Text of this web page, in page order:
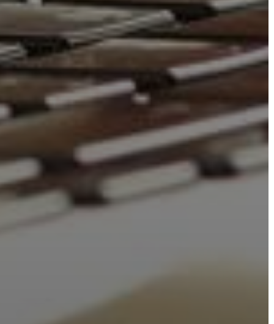
TÁJÉKOZTATÓK
ÁTLÁTHATÓSÁG
AZ
ÖNKORMÁNYZATI
CÉGEK
ÉS
INTÉZMÉNYEK
NYOMTATVÁNYOK
ÜGYINTÉZÉS